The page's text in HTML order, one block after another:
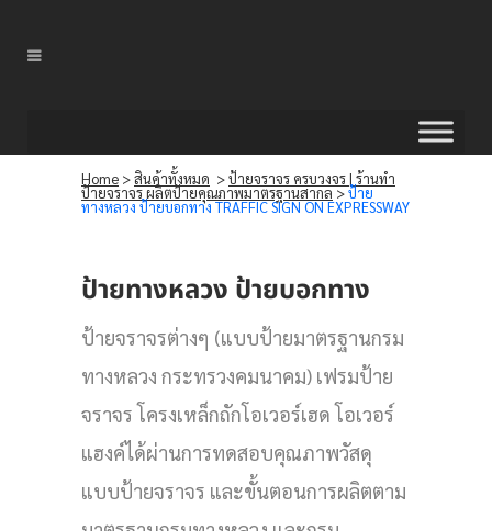
Home >สินค้าทั้งหมด >ป้ายจราจร ครบวงจร | ร้านทำ
ป้ายจราจร ผลิตป้ายคุณภาพมาตรฐานสากล>ป้าย
ทางหลวง ป้ายบอกทาง TRAFFIC SIGN ON EXPRESSWAY
ป้ายทางหลวง ป้ายบอกทาง
ป้ายจราจรต่างๆ (แบบป้ายมาตรฐานกรม
ทางหลวง กระทรวงคมนาคม) เฟรมป้าย
จราจร โครงเหล็กถักโอเวอร์เฮด โอเวอร์
แฮงค์ได้ผ่านการทดสอบคุณภาพวัสดุ
แบบป้ายจราจร และขั้นตอนการผลิตตาม